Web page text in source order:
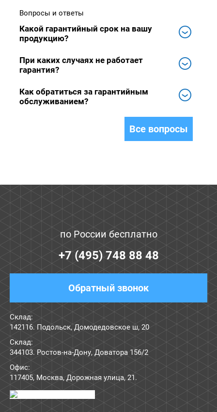
Вопросы и ответы
Какой гарантийный срок на вашу
продукцию?
При каких случаях не работает
гарантия?
Как обратиться за гарантийным
обслуживанием?
Все вопросы
по России бесплатно
+7 (495) 748 88 48
Обратный звонок
Склад:
142116. Подольск, Домодедовское ш, 20
Склад:
344103. Ростов-на-Дону, Доватора 156/2
Офис:
117405, Москва, Дорожная улица, 21.